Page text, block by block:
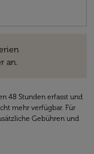
an.
48 Stunden erfasst und
mehr verfügbar. Für
Gebühren und